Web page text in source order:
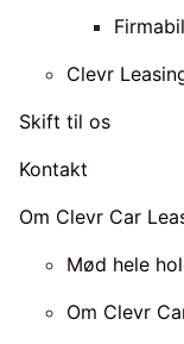
Clevr
Skift til os
Kontakt
Om Clevr Car
Mød hele
Om Clevr